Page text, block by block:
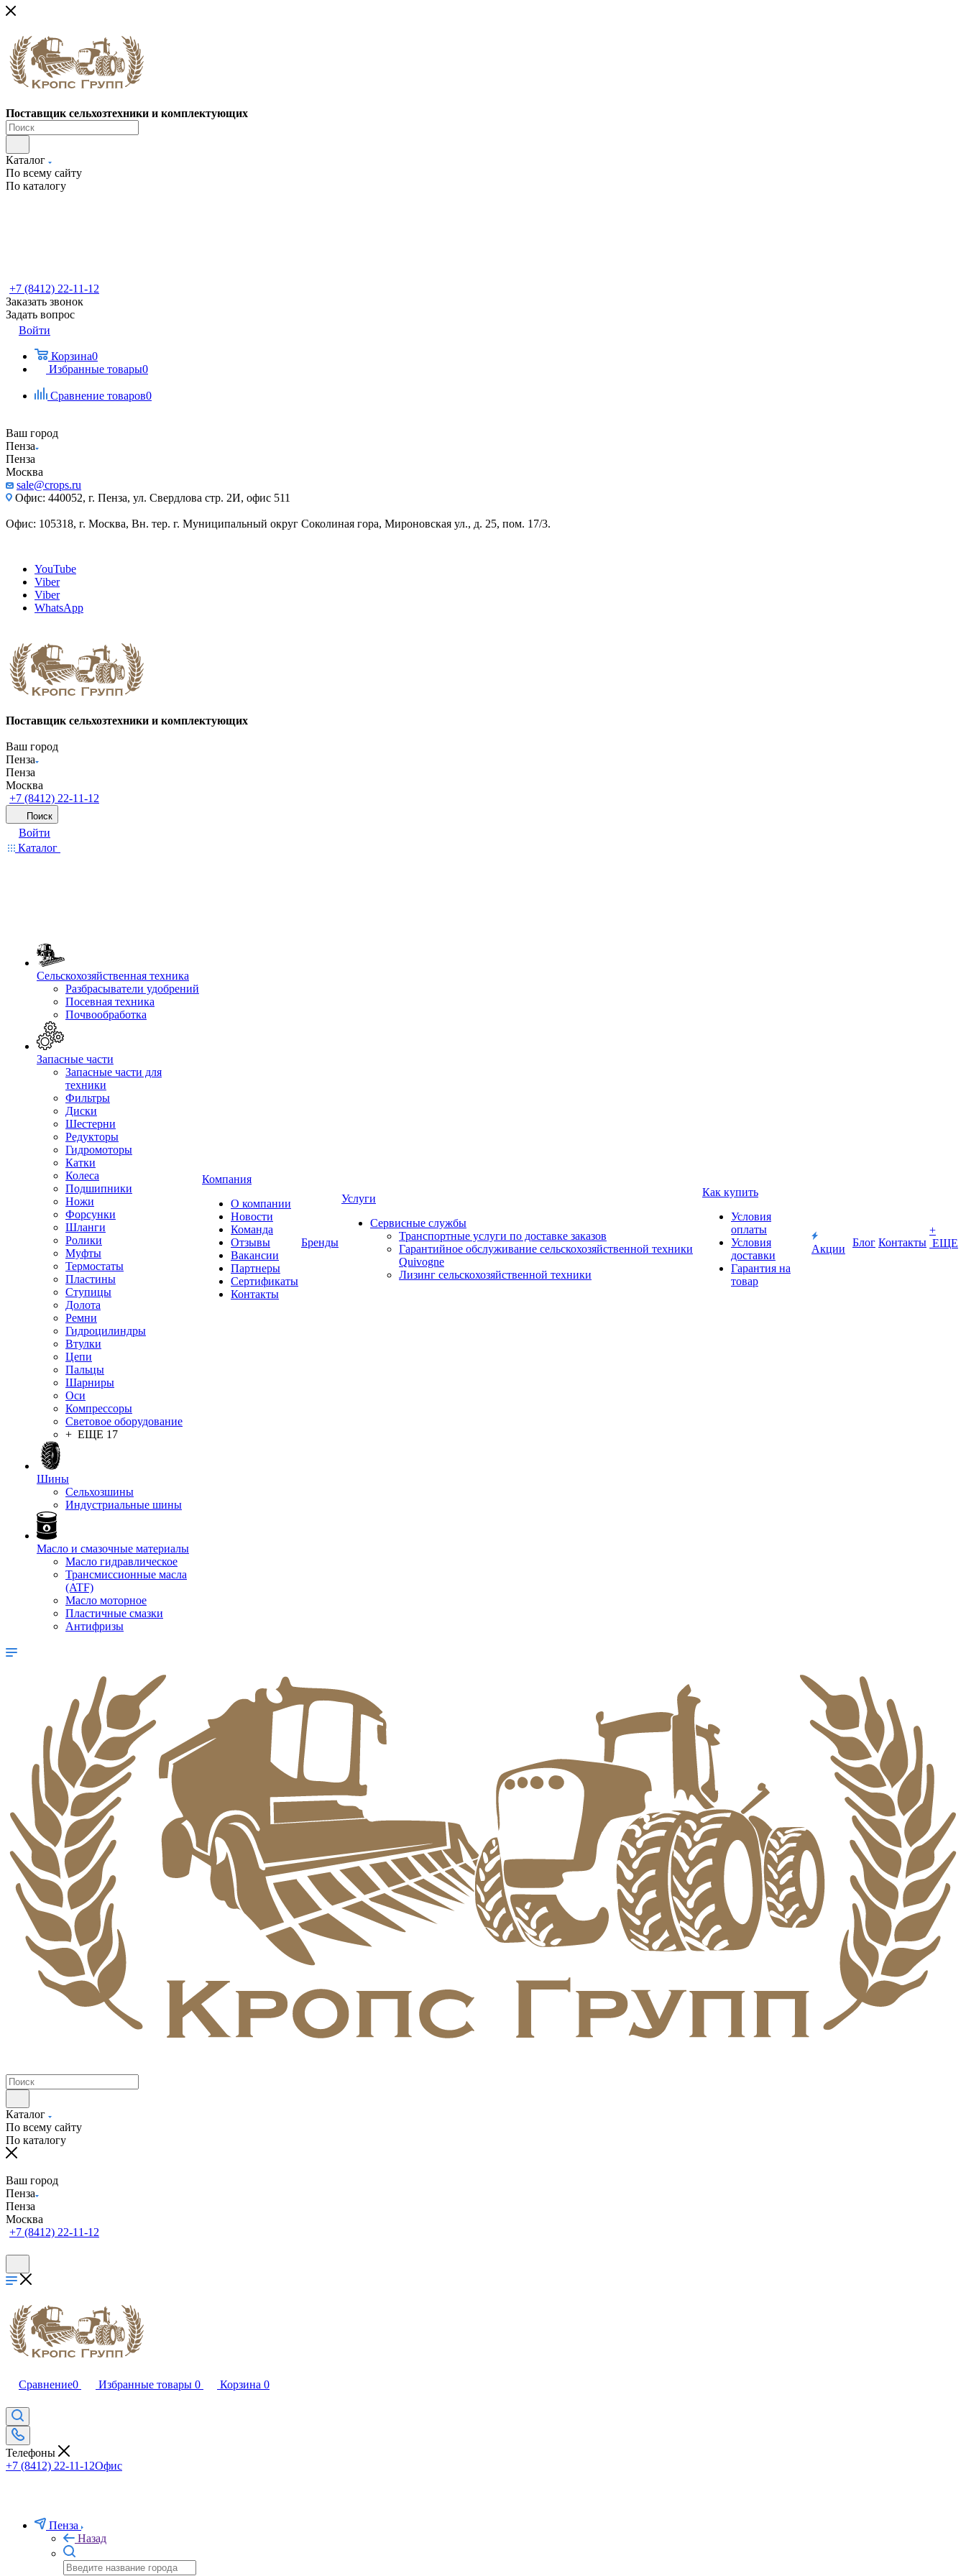
Поставщик сельхозтехники и комплектующих
Каталог
По всему сайту
По каталогу
+7 (8412) 22-11-12
Заказать звонок
Задать вопрос
Войти
Корзина0
Избранные товары0
Сравнение товаров0
Ваш город
Пенза
Пенза
Москва
sale@crops.ru
Офис: 440052, г. Пенза, ул. Свердлова стр. 2И, офис 511
Офис: 105318, г. Москва, Вн. тер. г. Муниципальный округ Соколиная гора, Мироновская ул., д. 25, пом. 17/3.
YouTube
Viber
Viber
WhatsApp
Поставщик сельхозтехники и комплектующих
Ваш город
Пенза
Пенза
Москва
+7 (8412) 22-11-12
Поиск
Войти
Каталог
Сельскохозяйственная техника
Разбрасыватели удобрений
Посевная техника
Почвообработка
Запасные части
Запасные части для
техники
Фильтры
Диски
Шестерни
Редукторы
Гидромоторы
Катки
Колеса
Подшипники
Ножи
Форсунки
Шланги
Ролики
Муфты
Термостаты
Пластины
Ступицы
Долота
Ремни
Гидроцилиндры
Втулки
Цепи
Пальцы
Шарниры
Оси
Компрессоры
Световое оборудование
+ ЕЩЕ 17
Шины
Сельхозшины
Индустриальные шины
Масло и смазочные материалы
Масло гидравлическое
Трансмиссионные масла
(ATF)
Масло моторное
Пластичные смазки
Антифризы
Компания
О компании
Новости
Команда
Отзывы
Вакансии
Партнеры
Сертификаты
Контакты
Бренды
Услуги
Сервисные службы
Транспортные услуги по доставке заказов
Гарантийное обслуживание сельскохозяйственной техники
Quivogne
Лизинг сельскохозяйственной техники
Как купить
Условия
оплаты
Условия
доставки
Гарантия на
товар
Акции
Блог Контакты
+
ЕЩЕ
Каталог
По всему сайту
По каталогу
Ваш город
Пенза
Пенза
Москва
+7 (8412) 22-11-12
Сравнение0 Избранные товары 0 Корзина 0
Телефоны
+7 (8412) 22-11-12Офис
Пенза
Назад